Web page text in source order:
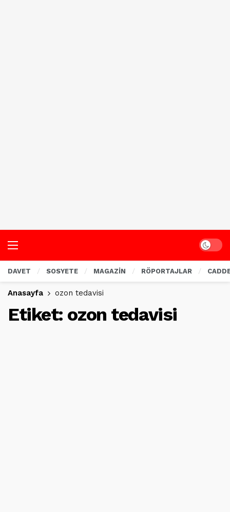
Dark
DAVET SOSYETE MAGAZİN RÖPORTAJLAR
Anasayfa ozon tedavisi
Etiket: ozon tedavisi